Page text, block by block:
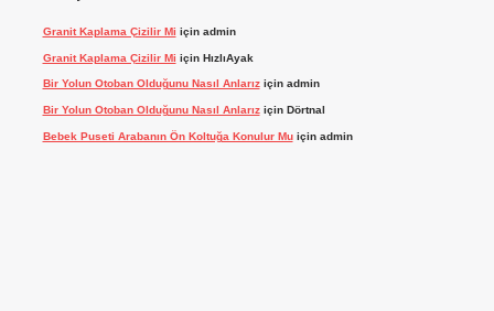
Granit Kaplama Çizilir Mi için admin
Granit Kaplama Çizilir Mi için HızlıAyak
Bir Yolun Otoban Olduğunu Nasıl Anlarıziçin admin
Bir Yolun Otoban Olduğunu Nasıl Anlarıziçin Dörtnal
Bebek Puseti Arabanın Ön Koltuğa Konulur Muiçin admin